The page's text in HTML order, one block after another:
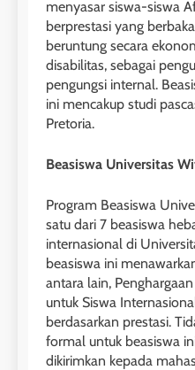
menyasar siswa-siswa
berprestasi yang
beruntung secara
disabilitas, sebagai
pengungsi internal.
ini mencakup studi
Pretoria.
Beasiswa Universitas
Program Beasiswa
satu dari 7 beasiswa
internasional di
beasiswa ini
antara lain,
untuk Siswa
berdasarkan prestasi.
formal untuk beasiswa
dikirimkan kepada